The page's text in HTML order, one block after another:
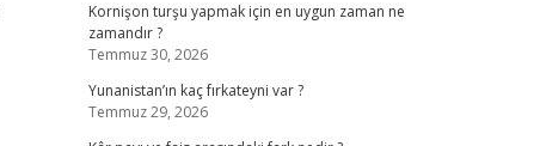
Kornişon turşu yapmak için en uygun zaman ne
zamandır ?
Temmuz 30, 2026
Yunanistan’ın kaç fırkateyni var ?
Temmuz 29, 2026